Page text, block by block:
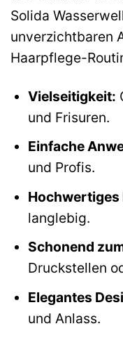
Solida
unverzichtbaren
Haarpflege-
Vielseitigkeit:
und Frisuren.
Einfache
und Profis.
Hochwertiges
langlebig.
Schonend
Druckstellen
Elegantes
und Anlass.